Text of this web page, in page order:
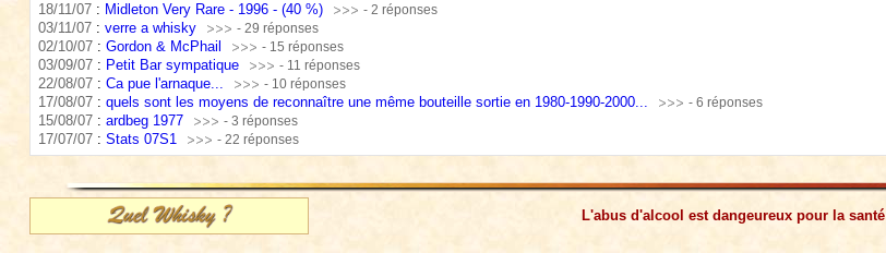
18/11/07: Midleton Very Rare - 1996 - (40 %) - 2 réponses
03/11/07: verre a whisky - 29 réponses
02/10/07: Gordon & McPhail - 15 réponses
03/09/07: Petit Bar sympatique - 11 réponses
22/08/07: Ca pue l'arnaque... - 10 réponses
17/08/07: quels sont les moyens de reconnaître une même bouteille sortie en 1980-1990-2000... - 6 réponses
15/08/07: ardbeg 1977 - 3 réponses
17/07/07: Stats 07S1 - 22 réponses
L'abus d'alcool est dangeureux pour la santé